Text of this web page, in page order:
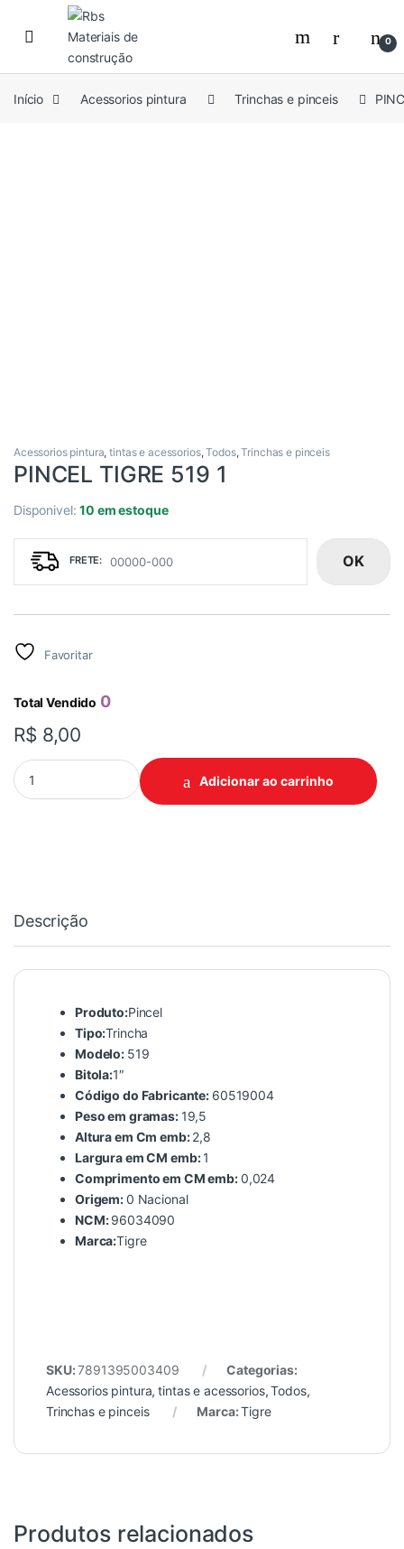
Skip to navigation
Skip to content
0
Início Acessorios pintura Trinchas e pinceis
Acessorios pintura,tintas e acessorios,Todos,Trinchas e pinceis
PINCEL TIGRE 519 1
Disponivel:10 em estoque
OK
Favoritar
Total Vendido 0
R$ 8,00
PINCEL TIGRE 519 1 quantidade
Adicionar ao carrinho
Descrição
Produto:Pincel
Tipo:Trincha
Modelo: 519
Bitola:1″
Código do Fabricante: 60519004
Peso em gramas: 19,5
Altura em Cm emb:2,8
Largura em CM emb:1
Comprimento em CM emb:0,024
Origem:0 Nacional
NCM:96034090
Marca:Tigre
SKU:7891395003409
Categorias:
Acessorios pintura,tintas e acessorios,Todos,
Trinchas e pinceis
Marca:Tigre
Produtos relacionados